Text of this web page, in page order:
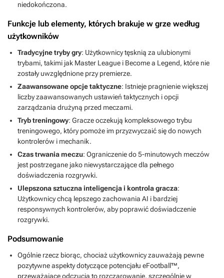
niedokończona.
Funkcje lub elementy, których brakuje w grze według
użytkowników
Tradycyjne tryby gry: Użytkownicy tęsknią za ulubionymi
trybami, takimi jak Master League i Become a Legend, które nie
zostały uwzględnione przy premierze.
Zaawansowane opcje taktyczne: Istnieje pragnienie większej
liczby zaawansowanych ustawień taktycznych i opcji
zarządzania drużyną przed meczami.
Tryb treningowy: Gracze oczekują kompleksowego trybu
treningowego, który pomoże im przyzwyczaić się do nowych
kontrolerów i mechanik.
Czas trwania meczu: Ograniczenie do 5-minutowych meczów
jest postrzegane jako niewystarczające dla pełnego
doświadczenia rozgrywki.
Ulepszona sztuczna inteligencja i kontrola gracza:
Użytkownicy chcą lepszego zachowania AI i bardziej
responsywnych kontrolerów, aby poprawić doświadczenie
rozgrywki.
Podsumowanie
Ogólnie rzecz biorąc, chociaż użytkownicy zauważają pewne
pozytywne aspekty dotyczące potencjału eFootball™,
przeważające odczucia to rozczarowanie, szczególnie w